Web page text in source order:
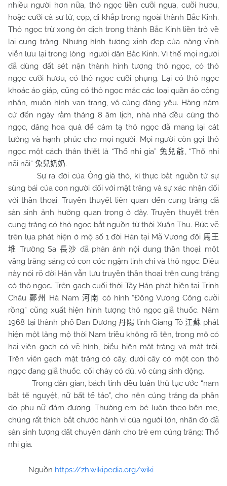
nhiều người hơn nữa, thỏ ngọc liền cưỡi ngựa, cưỡi hươu,
hoặc cưỡi cả sư tử, cọp, đi khắp trong ngoài thành Bắc Kinh.
Thỏ ngọc trừ xong ôn dịch trong thành Bắc Kinh liền trở về
lại cung trăng. Nhưng hình tượng xinh đẹp của nàng vĩnh
viễn lưu lại trong lòng người dân Bắc Kinh. Vì thế mọi người
đã dùng đất sét nặn thành hình tượng thỏ ngọc, có thỏ
ngọc cưỡi hươu, có thỏ ngọc cưỡi phụng. Lại có thỏ ngọc
khoác áo giáp, cũng có thỏ ngọc mặc các loại quần áo công
nhân, muôn hình vạn trạng, vô cùng đáng yêu. Hàng năm
cứ đến ngày rằm tháng 8 âm lịch, nhà nhà đều cúng thỏ
ngọc, dâng hoa quả để cảm tạ thỏ ngọc đã mang lại cát
tường và hạnh phúc cho mọi người. Mọi người còn gọi thỏ
ngọc một cách thân thiết là “Thố nhi gia” 兔兒爺, “Thố nhi
nãi nãi” 兔兒奶奶.
Sự ra đời của Ông già thỏ, kì thực bắt nguồn từ sự
sùng bái của con người đối với mặt trăng và sự xác nhận đối
với thần thoại. Truyền thuyết liên quan đến cung trăng đã
sản sinh ảnh hưởng quan trọng ở đây. Truyền thuyết trên
cung trăng có thỏ ngọc bắt nguồn từ thời Xuân Thu. Bức vẽ
trên lụa phát hiện ở mộ số 1 đời Hán tại Mã Vương đôi 馬王
堆 Trường Sa 長沙 đã phản ánh nội dung thần thoại: một
vầng trăng sáng có con cóc ngậm linh chi và thỏ ngọc. Điều
này nói rõ đời Hán vẫn lưu truyền thần thoại trên cung trăng
có thỏ ngọc. Trên gạch cuối thời Tây Hán phát hiện tại Trịnh
Châu 鄭州 Hà Nam河南 có hình “Đông Vương Công cưỡi
rồng” cũng xuất hiện hình tượng thỏ ngọc giã thuốc. Năm
1968 tại thành phố Đan Dương丹陽 tỉnh Giang Tô江蘇 phát
hiện một lăng mộ thời Nam triều không rõ tên, trong mộ có
hai viên gạch có vẽ hình, biểu hiện mặt trăng và mặt trời.
Trên viên gạch mặt trăng có cây, dưới cây có một con thỏ
ngọc đang giã thuốc. cối chày có đủ, vô cùng sinh động.
Trong dân gian, bách tính đều tuân thủ tục ước “nam
bất tế nguyệt, nữ bất tế táo”, cho nên cúng trăng đa phần
do phụ nữ đảm đương. Thường em bé luôn theo bên mẹ,
chúng rất thích bắt chước hành vi của người lớn, nhân đó đã
sản sinh tượng đất chuyên dành cho trẻ em cúng trăng: Thố
nhi gia.
Nguồn https://zh.wikipedia.org/wiki